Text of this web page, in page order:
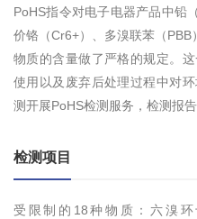
PoHS指令对电子电器产品中铅
价铬（Cr6+）、多溴联苯（
物质的含量做了严格的规定。
使用以及废弃后处理过程中对
测开展PoHS检测服务，检测报告
检测项目
受限制的18种物质：六溴